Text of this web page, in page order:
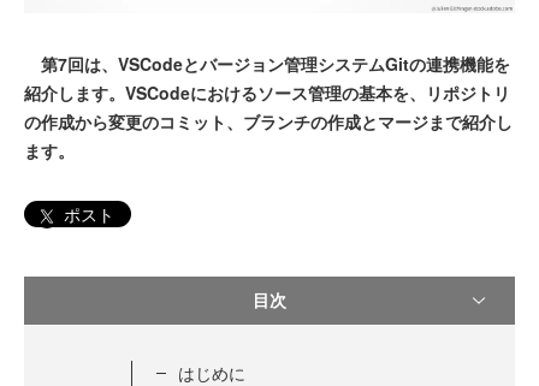
第7回は、VSCodeとバージョン管理システムGitの連携機能を
紹介します。VSCodeにおけるソース管理の基本を、リポジトリ
の作成から変更のコミット、ブランチの作成とマージまで紹介し
ます。
ポスト
目次
はじめに